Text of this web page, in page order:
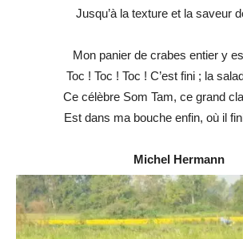
Jusqu’à la texture et la saveur
Mon panier de crabes entier y
Toc ! Toc ! Toc ! C’est fini ; la
Ce célèbre Som Tam, ce grand
Est dans ma bouche enfin, où il
Michel Hermann